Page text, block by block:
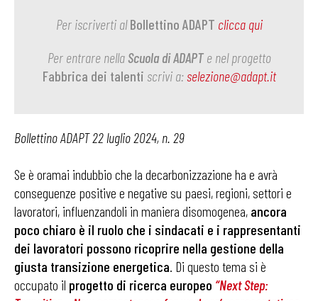
Per iscriverti alBollettino ADAPT clicca qui
Per entrare nella Scuola di ADAPTe nel progetto
Fabbrica dei talenti scrivi a:selezione@adapt.it
Bollettino ADAPT 22 luglio 2024, n. 29
Se è oramai indubbio che la decarbonizzazione ha e avrà
conseguenze positive e negative su paesi, regioni, settori e
lavoratori, influenzandoli in maniera disomogenea, ancora
poco chiaro è il ruolo che i sindacati e i rappresentanti
dei lavoratori possono ricoprire nella gestione della
giusta transizione energetica. Di questo tema si è
occupato il progetto di ricerca europeo “Next Step: